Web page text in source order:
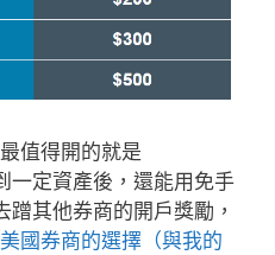
值得開的就是
一定資產後，還能用免手
其他券商的開戶獎勵，
美國券商的選擇（與我的